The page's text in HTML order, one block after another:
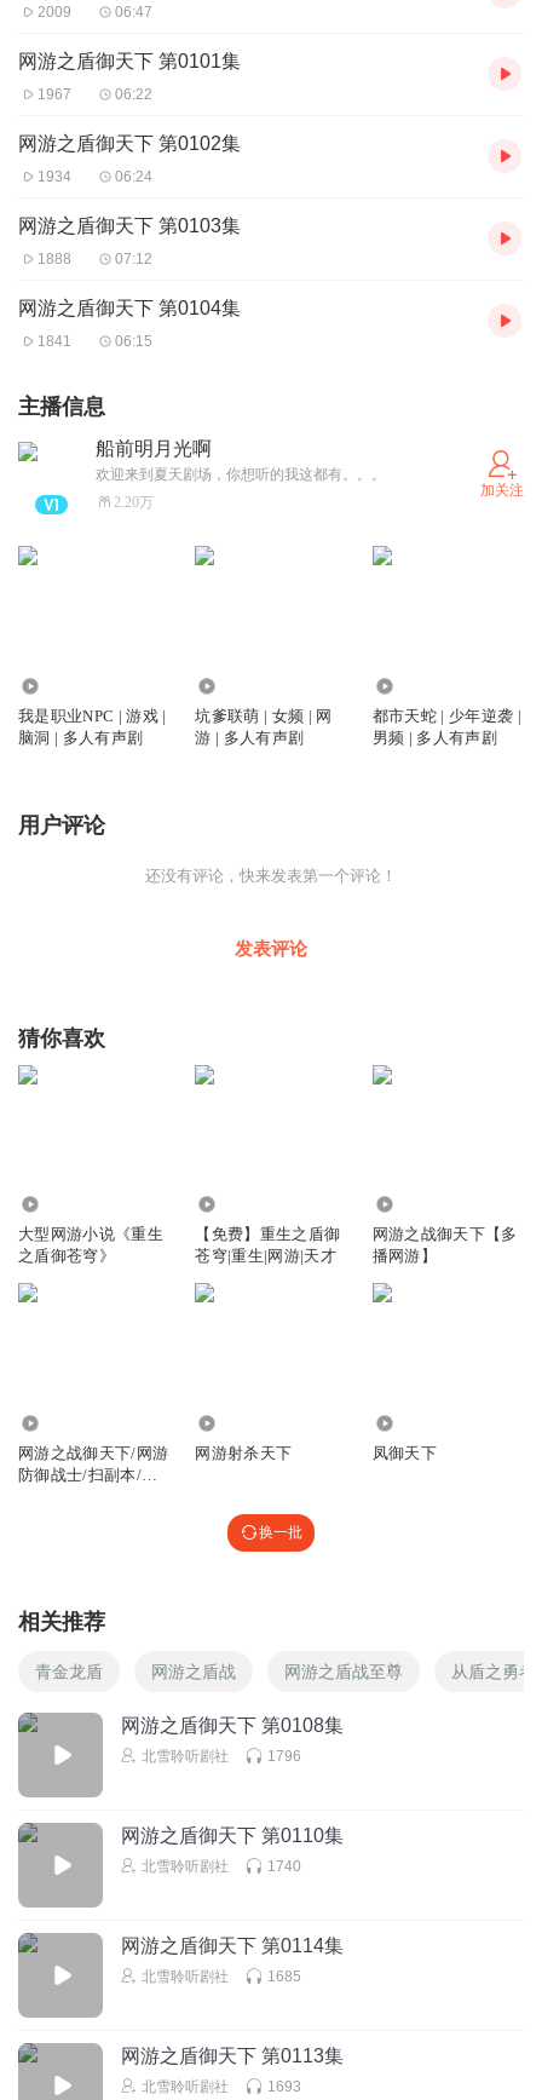
2009 06:47
网游之盾御天下 第0101集
1967 06:22
网游之盾御天下 第0102集
1934 06:24
网游之盾御天下 第0103集
1888 07:12
网游之盾御天下 第0104集
1841 06:15
主播信息
船前明月光啊
欢迎来到夏天剧场，你想听的我这都有。。。
2.20万
加关注
我是职业NPC | 游戏 |
脑洞 | 多人有声剧
坑爹联萌 | 女频 | 网
游 | 多人有声剧
都市天蛇 | 少年逆袭 |
男频 | 多人有声剧
用户评论
还没有评论，快来发表第一个评论！
发表评论
猜你喜欢
大型网游小说《重生
之盾御苍穹》
【免费】重生之盾御
苍穹|重生|网游|天才
网游之战御天下【多
播网游】
网游之战御天下/网游
防御战士/扫副本/抢
网游射杀天下 凤御天下
换一批
相关推荐
青金龙盾 网游之盾战 网游之盾战至尊 从盾之勇者
网游之盾御天下 第0108集
北雪聆听剧社 1796
网游之盾御天下 第0110集
北雪聆听剧社 1740
网游之盾御天下 第0114集
北雪聆听剧社 1685
网游之盾御天下 第0113集
北雪聆听剧社 1693